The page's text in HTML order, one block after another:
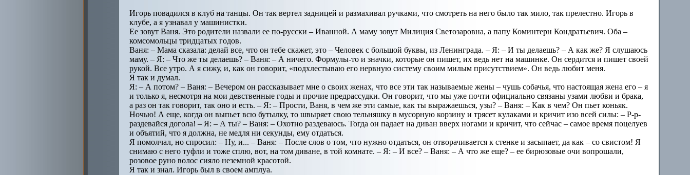
Игорь повадился в клуб на танцы. Он так вертел задницей и размахивал ручками, что смотреть на него было так мило, так прелестно. Игорь в
клубе, а я узнавал у машинистки.
Ее зовут Ваня. Это родители назвали ее по-русски – Иванной. А маму зовут Милиция Светозаровна, а папу Коминтерн Кондратьевич. Оба –
комсомольцы тридцатых годов.
Ваня: – Мама сказала: делай все, что он тебе скажет, это – Человек с большой буквы, из Ленинграда. – Я: – И ты делаешь? – А как же? Я слушаюсь
маму. – Я: – Что же ты делаешь? – Ваня: – А ничего. Формулы-то и значки, которые он пишет, их ведь нет на машинке. Он сердится и пишет своей
рукой. Все утро. А я сижу, и, как он говорит, «подхлестываю его нервную систему своим милым присутствием». Он ведь любит меня.
Я так и думал.
Я: – А потом? – Ваня: – Вечером он рассказывает мне о своих женах, что все эти так называемые жены – чушь собачья, что настоящая жена его – я
и только я, несмотря на мои девственные годы и прочие предрассудки. Он говорит, что мы уже почти официально связаны узами любви и брака,
а раз он так говорит, так оно и есть. – Я: – Прости, Ваня, в чем же эти самые, как ты выражаешься, узы? – Ваня: – Как в чем? Он пьет коньяк.
Ночью! А еще, когда он выпьет всю бутылку, то швыряет свою тельняшку в мусорную корзину и трясет кулаками и кричит изо всей силы: – Р-р-
раздевайся догола! – Я: – А ты? – Ваня: – Охотно раздеваюсь. Тогда он падает на диван вверх ногами и кричит, что сейчас – самое время поцелуев
и объятий, что я должна, не медля ни секунды, ему отдаться.
Я помолчал, но спросил: – Ну, и... – Ваня: – После слов о том, что нужно отдаться, он отворачивается к стенке и засыпает, да как – со свистом! Я
снимаю с него туфли и тоже сплю, вот, на том диване, в той комнате. – Я: – И все? – Ваня: – А что же еще? – ее бирюзовые очи вопрошали,
розовое руно волос сияло неземной красотой.
Я так и знал. Игорь был в своем амплуа.